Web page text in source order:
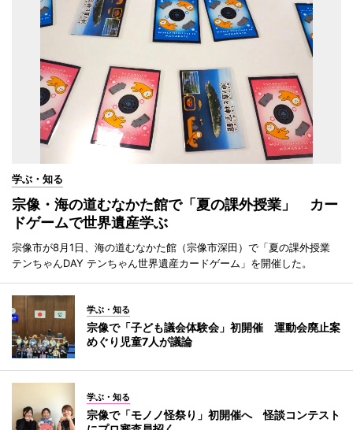
学ぶ・知る
宗像・海の道むなかた館で「夏の課外授業」 カー
ドゲームで世界遺産学ぶ
宗像市が8月1日、海の道むなかた館（宗像市深田）で「夏の課外授業
テンちゃんDAY テンちゃん世界遺産カードゲーム」を開催した。
学ぶ・知る
宗像で「子ども議会体験会」初開催 運動会廃止案
めぐり児童7人が議論
学ぶ・知る
宗像で「モノノ怪祭り」初開催へ 怪談コンテスト